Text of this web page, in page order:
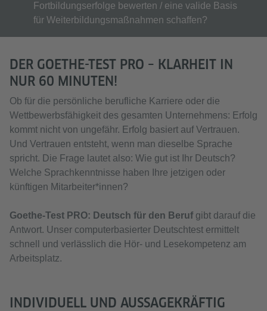
Fortbildungserfolge bewerten / eine valide Basis
für Weiterbildungsmaßnahmen schaffen?
DER GOETHE-TEST PRO – KLARHEIT IN
NUR 60 MINUTEN!
Ob für die persönliche berufliche Karriere oder die
Wettbewerbsfähigkeit des gesamten Unternehmens: Erfolg
kommt nicht von ungefähr. Erfolg basiert auf Vertrauen.
Und Vertrauen entsteht, wenn man dieselbe Sprache
spricht. Die Frage lautet also: Wie gut ist Ihr Deutsch?
Welche Sprachkenntnisse haben Ihre jetzigen oder
künftigen Mitarbeiter*innen?
Goethe-Test PRO: Deutsch für den Beruf gibt darauf die
Antwort. Unser computerbasierter Deutschtest ermittelt
schnell und verlässlich die Hör- und Lesekompetenz am
Arbeitsplatz.
INDIVIDUELL UND AUSSAGEKRÄFTIG